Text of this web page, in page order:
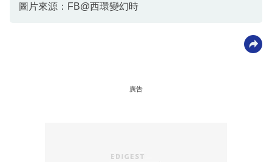
圖片來源：FB@西環變幻時
廣告